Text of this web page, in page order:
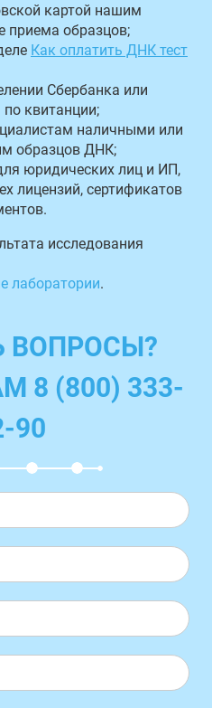
картой нашим
приема образцов;
Как оплатить ДНК тест
Сбербанка или
квитанции;
наличными или
образцов ДНК;
юридических лиц и ИП,
лицензий, сертификатов
исследования
лаборатории.
ВОПРОСЫ?
8 (800) 333-
90